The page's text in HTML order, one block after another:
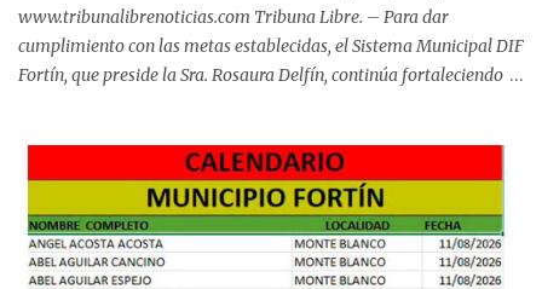
www.tribunalibrenoticias.com Tribuna Libre. – Para dar
cumplimiento con las metas establecidas, el Sistema Municipal DIF
Fortín, que preside la Sra. Rosaura Delfín, continúa fortaleciendo
Días y Primera Infancia” que inició este miércoles en la cabecera
municipal. Se trata de una estrategia que busca contribuir al
desarrollo y la nutrición de niñas, niños y mujeres en esta
importante etapa de vida. Durante la jornada, en la explanada del
Súper Ahorros, el director del organismo asistencial, Lic. Carlos